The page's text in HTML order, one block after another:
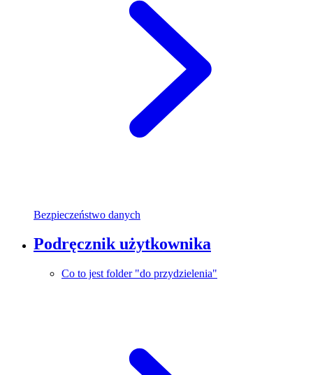
Bezpieczeństwo danych
Podręcznik użytkownika
Co to jest folder "do przydzielenia"